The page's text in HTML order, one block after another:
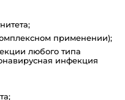
применении);
любого типа
инфекция